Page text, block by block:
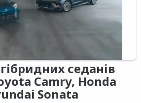
седанів
Camry, Honda
Sonata